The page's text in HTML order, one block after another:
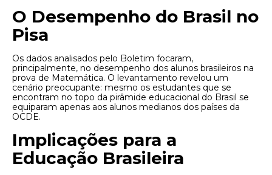
O Desempenho do Brasil no
Pisa
Os dados analisados pelo Boletim focaram,
principalmente, no desempenho dos alunos brasileiros na
prova de Matemática. O levantamento revelou um
cenário preocupante: mesmo os estudantes que se
encontram no topo da pirâmide educacional do Brasil se
equiparam apenas aos alunos medianos dos países da
OCDE.
Implicações para a
Educação Brasileira